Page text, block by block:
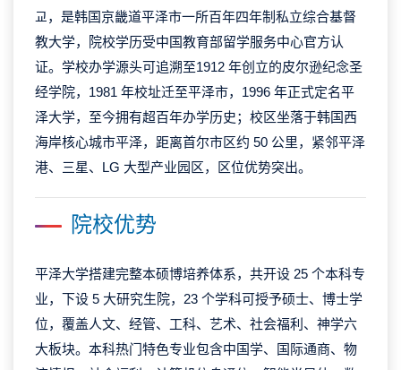
교，是韩国京畿道平泽市一所百年四年制私立综合基督
教大学，院校学历受中国教育部留学服务中心官方认
证。学校办学源头可追溯至1912 年创立的皮尔逊纪念圣
经学院，1981 年校址迁至平泽市，1996 年正式定名平
泽大学，至今拥有超百年办学历史；校区坐落于韩国西
海岸核心城市平泽，距离首尔市区约 50 公里，紧邻平泽
港、三星、LG 大型产业园区，区位优势突出。
院校优势
平泽大学搭建完整本硕博培养体系，共开设 25 个本科专
业，下设 5 大研究生院，23 个学科可授予硕士、博士学
位，覆盖人文、经管、工科、艺术、社会福利、神学六
大板块。本科热门特色专业包含中国学、国际通商、物